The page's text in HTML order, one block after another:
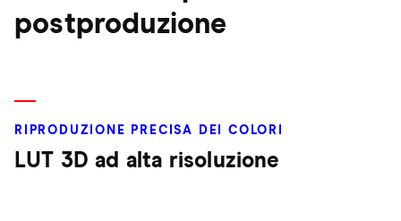
postproduzione
RIPRODUZIONE PRECISA DEI COLORI
LUT 3D ad alta risoluzione